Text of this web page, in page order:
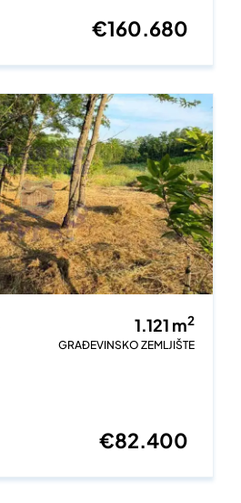
€160.680
1.121 m2
GRAĐEVINSKO ZEMLJIŠTE
€82.400